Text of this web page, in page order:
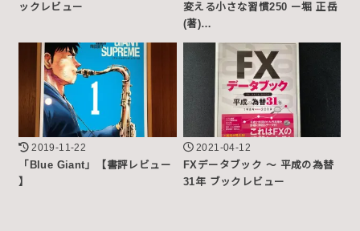
ックレビュー
変える小さな習慣250 ー堀 正岳
(著)…
2019-11-22
「Blue Giant」【書評レビュー
】
2021-04-12
FXデータブック ～ 平成の為替
31年 ブックレビュー